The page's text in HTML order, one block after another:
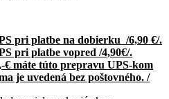
pri platbe na dobierku /6,90 €/.
pri platbe vopred /4,90€/.
€ máte túto prepravu UPS-kom
je uvedená bez poštovného. /